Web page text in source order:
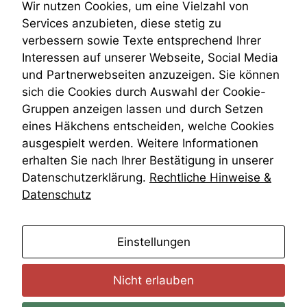
Teilungsklage
Venezuela
VRK
Wiederherstellungsanordnung
Zivilprozessordnung
ZPO
Zustellfiktion
Zuständigkeit
Öffentliches Personalrecht
Öffentlichkeitsprinzip
Wir nutzen Cookies, um eine Vielzahl von
Services anzubieten, diese stetig zu
verbessern sowie Texte entsprechend Ihrer
Interessen auf unserer Webseite, Social Media
und Partnerwebseiten anzuzeigen. Sie können
sich die Cookies durch Auswahl der Cookie-
Gruppen anzeigen lassen und durch Setzen
eines Häkchens entscheiden, welche Cookies
ausgespielt werden. Weitere Informationen
erhalten Sie nach Ihrer Bestätigung in unserer
Datenschutzerklärung. Rechtliche Hinweise &
Datenschutz
Einstellungen
Nicht erlauben
statistische
Daten auf.
Funktionalität
Einige
Funktionen auf
dieser Website
sind optional.
Wenn Sie
diese Option
deaktivieren,
kann die
Marketing
Wir speichern
um interne